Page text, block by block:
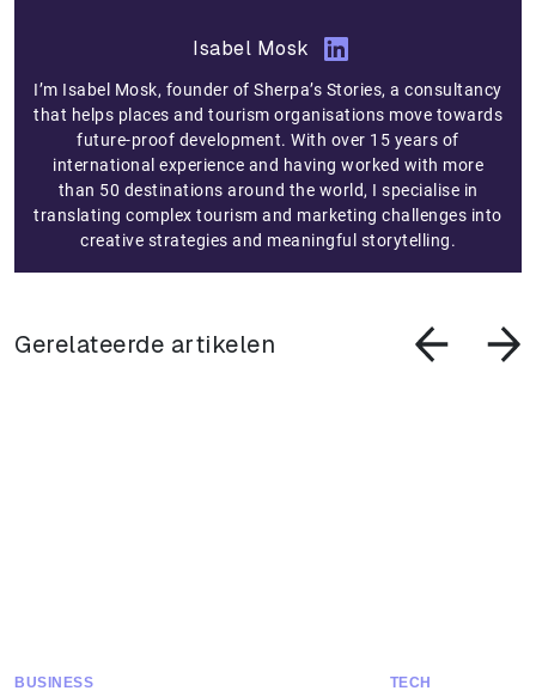
Isabel Mosk
I’m Isabel Mosk, founder of Sherpa’s Stories, a consultancy
that helps places and tourism organisations move towards
future-proof development. With over 15 years of
international experience and having worked with more
than 50 destinations around the world, I specialise in
translating complex tourism and marketing challenges into
creative strategies and meaningful storytelling.
Gerelateerde artikelen
BUSINESS TECH